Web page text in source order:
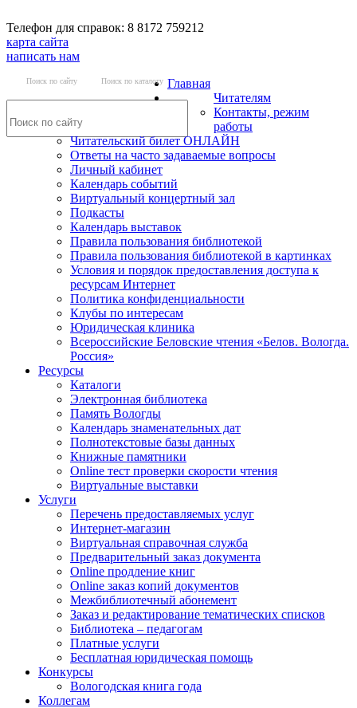
Телефон для справок: 8 8172 759212
карта сайта
написать нам
Поиск по сайту Поиск по каталогу Главная
Читателям
Контакты, режим
работы
Читательский билет ОНЛАЙН
Ответы на часто задаваемые вопросы
Личный кабинет
Календарь событий
Виртуальный концертный зал
Подкасты
Календарь выставок
Правила пользования библиотекой
Правила пользования библиотекой в картинках
Условия и порядок предоставления доступа к
ресурсам Интернет
Политика конфиденциальности
Клубы по интересам
Юридическая клиника
Всероссийские Беловские чтения «Белов. Вологда.
Россия»
Ресурсы
Каталоги
Электронная библиотека
Память Вологды
Календарь знаменательных дат
Полнотекстовые базы данных
Книжные памятники
Online тест проверки скорости чтения
Виртуальные выставки
Услуги
Перечень предоставляемых услуг
Интернет-магазин
Виртуальная справочная служба
Предварительный заказ документа
Online продление книг
Online заказ копий документов
Межбиблиотечный абонемент
Заказ и редактирование тематических списков
Библиотека – педагогам
Платные услуги
Бесплатная юридическая помощь
Конкурсы
Вологодская книга года
Коллегам